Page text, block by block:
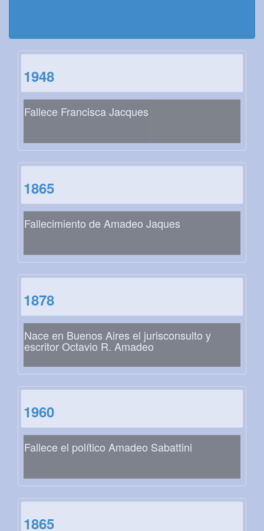
1948
Fallece Francisca Jacques
1865
Fallecimiento de Amadeo Jaques
1878
Nace en Buenos Aires el jurisconsulto y
escritor Octavio R. Amadeo
1960
Fallece el político Amadeo Sabattini
1865